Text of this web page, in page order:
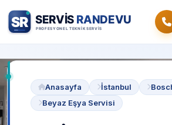
Anasayfa İstanbul
Beyaz Eşya Servisi